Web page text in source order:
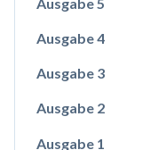
Ausgabe 4
Ausgabe 3
Ausgabe 2
Ausgabe 1